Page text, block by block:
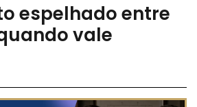
espelhado entre
vale